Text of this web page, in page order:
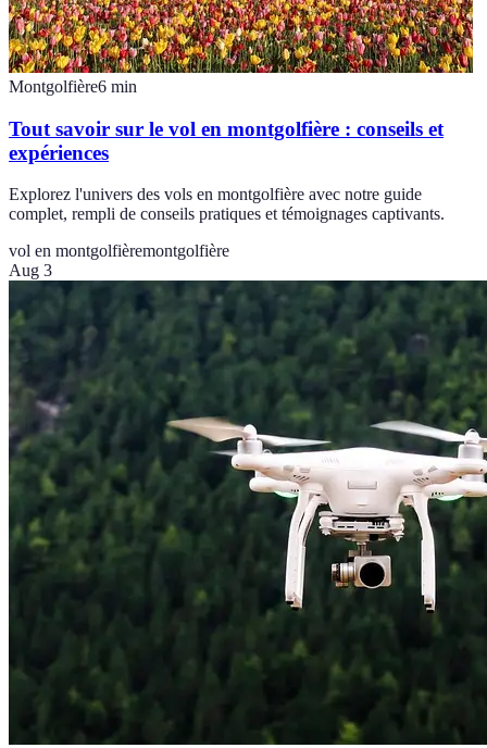
Montgolfière6 min
Tout savoir sur le vol en montgolfière : conseils et
expériences
Explorez l'univers des vols en montgolfière avec notre guide
complet, rempli de conseils pratiques et témoignages captivants.
vol en montgolfièremontgolfière
Aug 3